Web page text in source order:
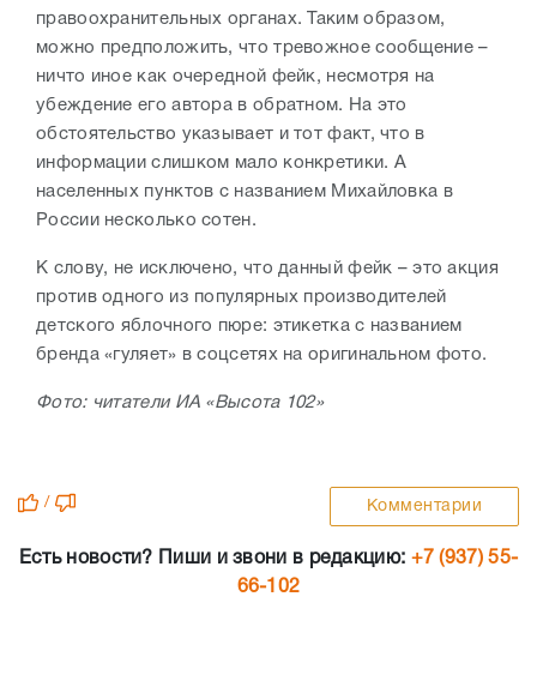
правоохранительных органах. Таким образом,
можно предположить, что тревожное сообщение –
ничто иное как очередной фейк, несмотря на
убеждение его автора в обратном. На это
обстоятельство указывает и тот факт, что в
информации слишком мало конкретики. А
населенных пунктов с названием Михайловка в
России несколько сотен.
К слову, не исключено, что данный фейк – это акция
против одного из популярных производителей
детского яблочного пюре: этикетка с названием
бренда «гуляет» в соцсетях на оригинальном фото.
Фото: читатели ИА «Высота 102»
/ Комментарии
Есть новости? Пиши и звони в редакцию: +7 (937) 55-
66-102